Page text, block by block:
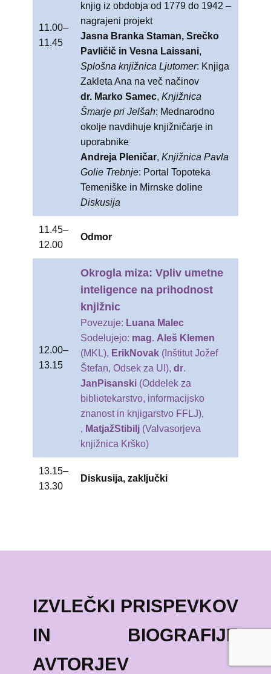
11.00–
11.45
knjig iz obdobja od 1779 do 1942 –
nagrajeni projekt
Jasna Branka Staman, Srečko
Pavličič in Vesna Laissani,
Splošna knjižnica Ljutomer: Knjiga
Zakleta Ana na več načinov
dr. Marko Samec, Knjižnica
Šmarje pri Jelšah: Mednarodno
okolje navdihuje knjižničarje in
uporabnike
Andreja Pleničar, Knjižnica Pavla
Golie Trebnje: Portal Topoteka
Temeniške in Mirnske doline
Diskusija
11.45–
12.00
Odmor
12.00–
13.15
Okrogla miza: Vpliv umetne
inteligence na prihodnost
knjižnic
Povezuje: Luana Malec
Sodelujejo: mag. Aleš Kl emen
(MKL), ErikNovak (Inštitut Jožef
Štefan, Odsek za UI), dr.
Jan Pisanski (Oddelek za
bibliotekarstvo, informacijsko
znanost in knjigarstvo FFLJ),
, MatjažStibilj (Valvasorjeva
knjižnica Krško)
13.15–
13.30
Diskusija, zaključki
IZVLEČKI PRISPEVKOV
IN BIOGRAFIJE
AVTORJEV